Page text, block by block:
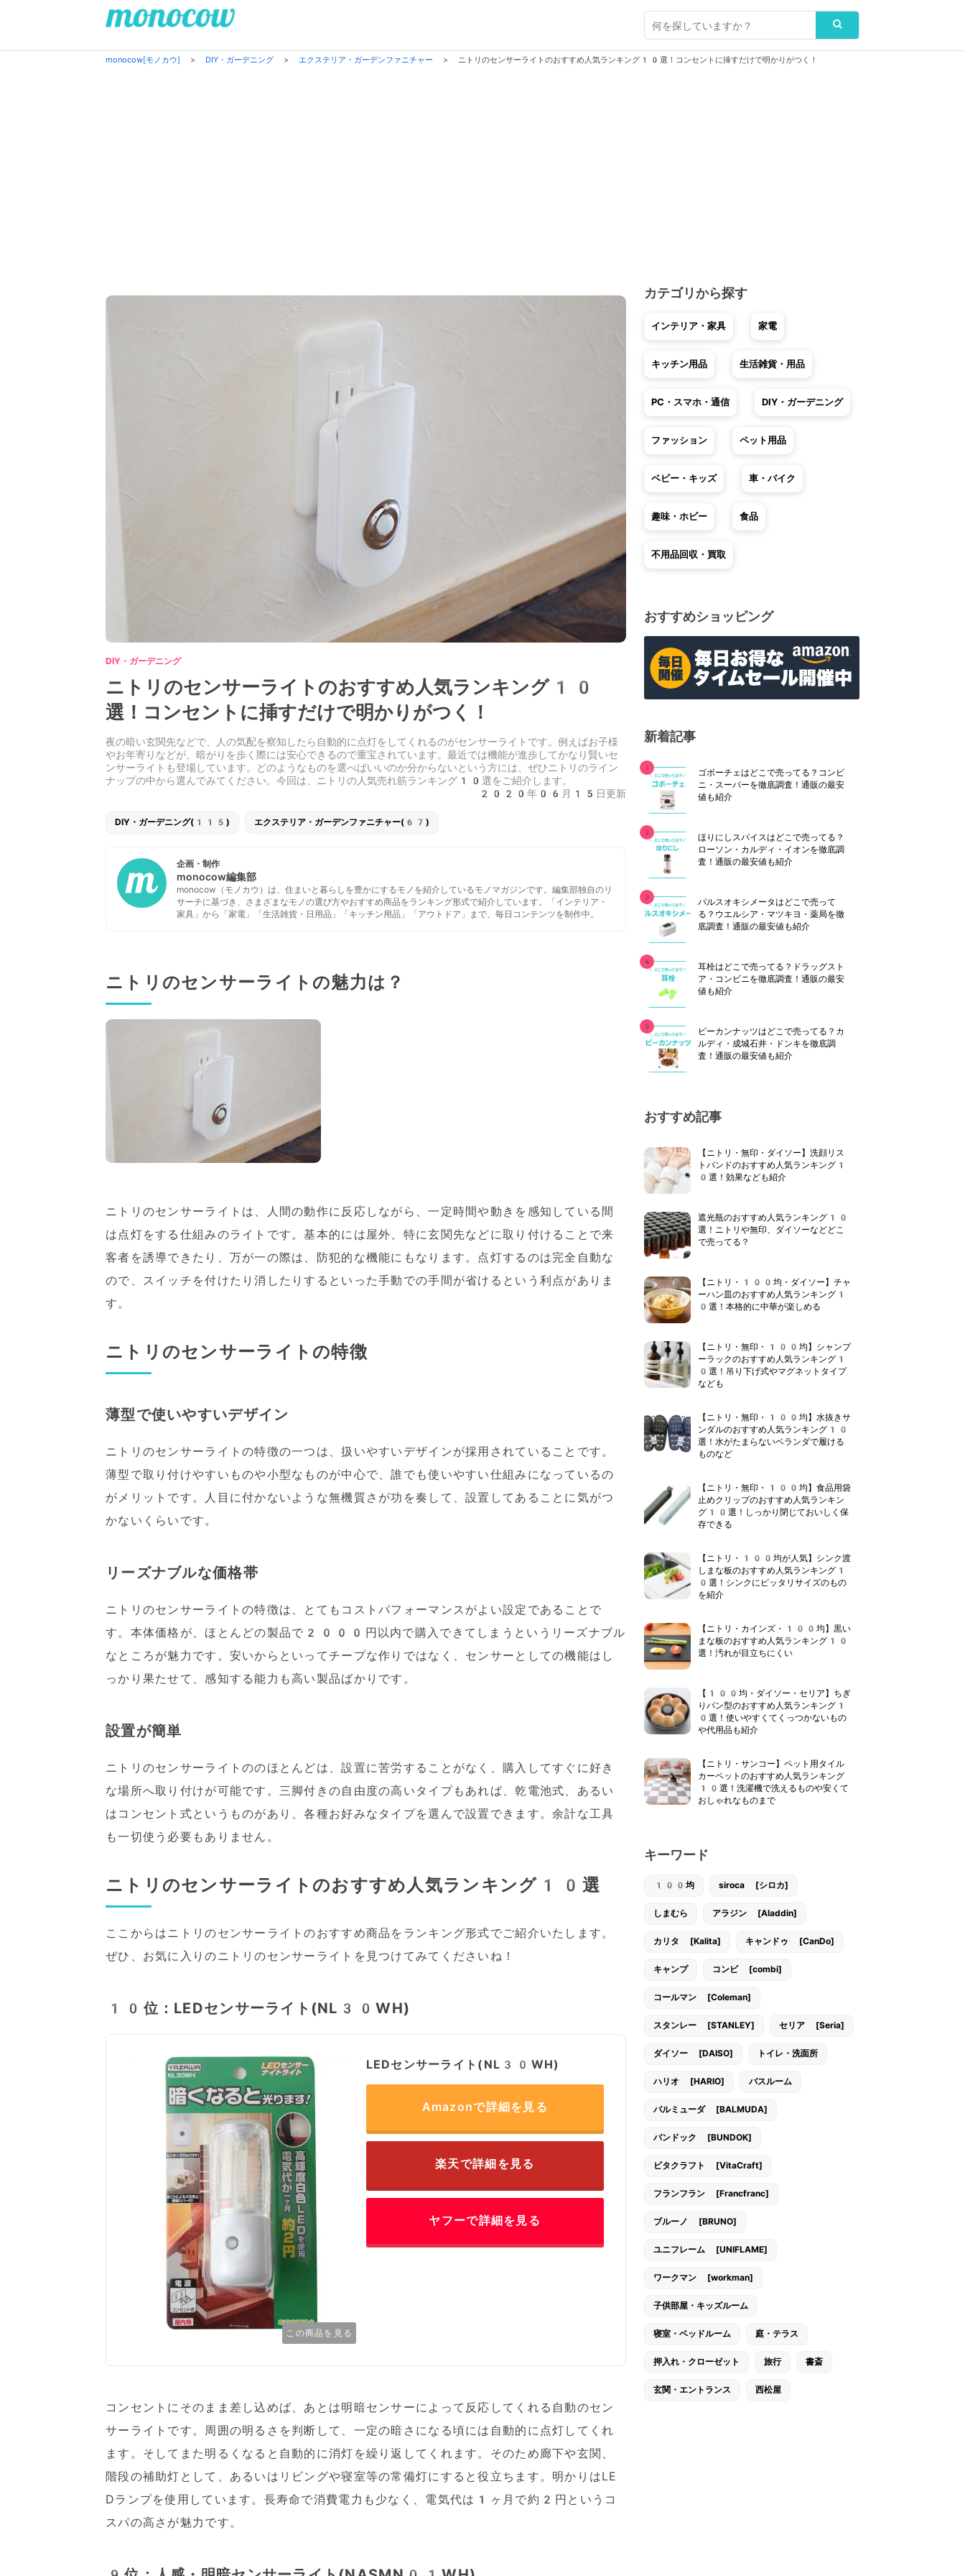
monocow[モノカウ] > DIY・ガーデニング > エクステリア・ガーデンファニチャー > ニトリのセンサーライトのおすすめ人気ランキング10選！コンセントに挿すだけで明かりがつく！
DIY・ガーデニング
ニトリのセンサーライトのおすすめ人気ランキング10
選！コンセントに挿すだけで明かりがつく！
夜の暗い玄関先などで、人の気配を察知したら自動的に点灯をしてくれるのがセンサーライトです。例えばお子様
やお年寄りなどが、暗がりを歩く際には安心できるので重宝されています。最近では機能が進歩してかなり賢いセ
ンサーライトも登場しています。どのようなものを選べばいいのか分からないという方には、ぜひニトリのライン
ナップの中から選んでみてください。今回は、ニトリの人気売れ筋ランキング10選をご紹介します。
2020年06月15日更新
DIY・ガーデニング(115) エクステリア・ガーデンファニチャー(67)
企画・制作
monocow編集部
monocow（モノカウ）は、住まいと暮らしを豊かにするモノを紹介しているモノマガジンです。編集部独自のリ
サーチに基づき、さまざまなモノの選び方やおすすめ商品をランキング形式で紹介しています。「インテリア・
家具」から「家電」「生活雑貨・日用品」「キッチン用品」「アウトドア」まで、毎日コンテンツを制作中。
ニトリのセンサーライトの魅力は？
ニトリのセンサーライトは、人間の動作に反応しながら、一定時間や動きを感知している間
は点灯をする仕組みのライトです。基本的には屋外、特に玄関先などに取り付けることで来
客者を誘導できたり、万が一の際は、防犯的な機能にもなります。点灯するのは完全自動な
ので、スイッチを付けたり消したりするといった手動での手間が省けるという利点がありま
す。
ニトリのセンサーライトの特徴
薄型で使いやすいデザイン
ニトリのセンサーライトの特徴の一つは、扱いやすいデザインが採用されていることです。
薄型で取り付けやすいものや小型なものが中心で、誰でも使いやすい仕組みになっているの
がメリットです。人目に付かないような無機質さが功を奏して、設置してあることに気がつ
かないくらいです。
リーズナブルな価格帯
ニトリのセンサーライトの特徴は、とてもコストパフォーマンスがよい設定であることで
す。本体価格が、ほとんどの製品で2000円以内で購入できてしまうというリーズナブル
なところが魅力です。安いからといってチープな作りではなく、センサーとしての機能はし
っかり果たせて、感知する能力も高い製品ばかりです。
設置が簡単
ニトリのセンサーライトののほとんどは、設置に苦労することがなく、購入してすぐに好き
な場所へ取り付けが可能です。三脚付きの自由度の高いタイプもあれば、乾電池式、あるい
はコンセント式というものがあり、各種お好みなタイプを選んで設置できます。余計な工具
も一切使う必要もありません。
ニトリのセンサーライトのおすすめ人気ランキング10選
ここからはニトリのセンサーライトのおすすめ商品をランキング形式でご紹介いたします。
ぜひ、お気に入りのニトリのセンサーライトを見つけてみてくださいね！
10位：LEDセンサーライト(NL30WH)
この商品を見る
LEDセンサーライト(NL30WH)
Amazonで詳細を見る
楽天で詳細を見る
ヤフーで詳細を見る
コンセントにそのまま差し込めば、あとは明暗センサーによって反応してくれる自動のセン
サーライトです。周囲の明るさを判断して、一定の暗さになる頃には自動的に点灯してくれ
ます。そしてまた明るくなると自動的に消灯を繰り返してくれます。そのため廊下や玄関、
階段の補助灯として、あるいはリビングや寝室等の常備灯にすると役立ちます。明かりはLE
Dランプを使用しています。長寿命で消費電力も少なく、電気代は1ヶ月で約2円というコ
スパの高さが魅力です。
カテゴリから探す
インテリア・家具 家電
キッチン用品 生活雑貨・用品
PC・スマホ・通信 DIY・ガーデニング
ファッション ペット用品
ベビー・キッズ 車・バイク
趣味・ホビー 食品
不用品回収・買取
おすすめショッピング
新着記事
ゴボーチェはどこで売ってる？コンビ
ニ・スーパーを徹底調査！通販の最安
値も紹介
ほりにしスパイスはどこで売ってる？
ローソン・カルディ・イオンを徹底調
査！通販の最安値も紹介
パルスオキシメータはどこで売って
る？ウエルシア・マツキヨ・薬局を徹
底調査！通販の最安値も紹介
耳栓はどこで売ってる？ドラッグスト
ア・コンビニを徹底調査！通販の最安
値も紹介
ピーカンナッツはどこで売ってる？カ
ルディ・成城石井・ドンキを徹底調
査！通販の最安値も紹介
おすすめ記事
【ニトリ・無印・ダイソー】洗顔リス
トバンドのおすすめ人気ランキング1
0選！効果なども紹介
遮光瓶のおすすめ人気ランキング10
選！ニトリや無印、ダイソーなどどこ
で売ってる？
【ニトリ・100均・ダイソー】チャ
ーハン皿のおすすめ人気ランキング1
0選！本格的に中華が楽しめる
【ニトリ・無印・100均】シャンプ
ーラックのおすすめ人気ランキング1
0選！吊り下げ式やマグネットタイプ
なども
【ニトリ・無印・100均】水抜きサ
ンダルのおすすめ人気ランキング10
選！水がたまらないベランダで履ける
ものなど
【ニトリ・無印・100均】食品用袋
止めクリップのおすすめ人気ランキン
グ10選！しっかり閉じておいしく保
存できる
【ニトリ・100均が人気】シンク渡
しまな板のおすすめ人気ランキング1
0選！シンクにピッタリサイズのもの
を紹介
【ニトリ・カインズ・100均】黒い
まな板のおすすめ人気ランキング10
選！汚れが目立ちにくい
【100均・ダイソー・セリア】ちぎ
りパン型のおすすめ人気ランキング1
0選！使いやすくてくっつかないもの
や代用品も紹介
【ニトリ・サンコー】ペット用タイル
カーペットのおすすめ人気ランキング
10選！洗濯機で洗えるものや安くて
おしゃれなものまで
キーワード
100均 siroca [シロカ]
しまむら アラジン [Aladdin]
カリタ [Kalita] キャンドゥ [CanDo]
キャンプ コンビ [combi]
コールマン [Coleman]
スタンレー [STANLEY] セリア [Seria]
ダイソー [DAISO] トイレ・洗面所
ハリオ [HARIO] バスルーム
バルミューダ [BALMUDA]
バンドック [BUNDOK]
ビタクラフト [VitaCraft]
フランフラン [Francfranc]
ブルーノ [BRUNO]
ユニフレーム [UNIFLAME]
ワークマン [workman]
子供部屋・キッズルーム
寝室・ベッドルーム 庭・テラス
押入れ・クローゼット 旅行 書斎
玄関・エントランス 西松屋